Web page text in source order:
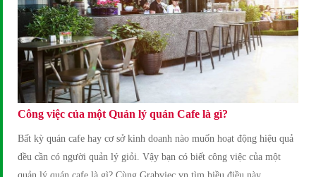
Công việc của một Quản lý quán Cafe là gì?
Bất kỳ quán cafe hay cơ sở kinh doanh nào muốn hoạt động hiệu quả
đều cần có người quản lý giỏi. Vậy bạn có biết công việc của một